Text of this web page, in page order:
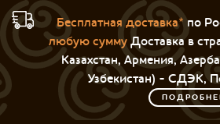
Бесплатная доставка*по
любую суммуДоставка в
Казахстан, Армения,
Узбекистан) - СДЭК,